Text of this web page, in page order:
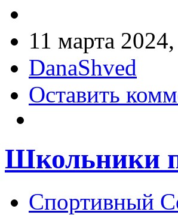
11 марта
DanaShved
Оставить
Школьники
Спортивный